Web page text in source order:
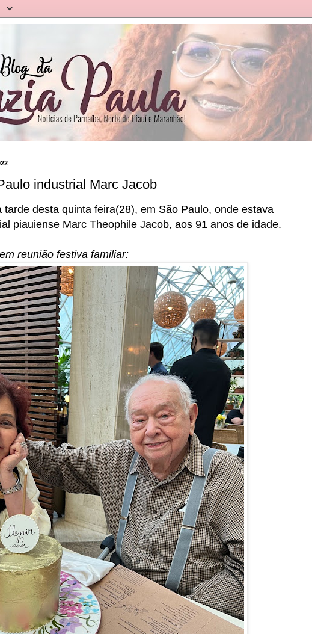
industrial Marc Jacob
tarde desta quinta feira(28), em São Paulo, onde estava
piauiense Marc Theophile Jacob, aos 91 anos de idade.
reunião festiva familiar: